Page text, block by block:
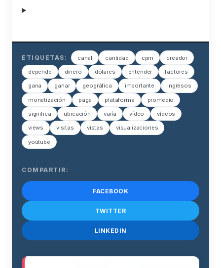
ETIQUETAS: canal cantidad cpm creador
depende dinero dólares entender factores
gana ganar geográfica importante ingresos
monetización paga plataforma promedio
significa ubicación varía vídeo vídeos
views visitas vistas visualizaciones
youtube
COMPARTIR:
FACEBOOK
TWITTER
LINKEDIN